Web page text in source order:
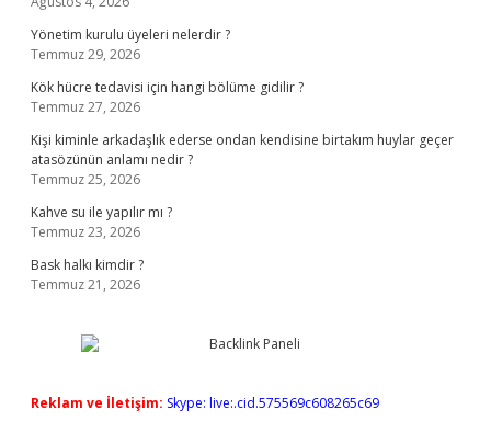
Yönetim kurulu üyeleri nelerdir ?
Temmuz 29, 2026
Kök hücre tedavisi için hangi bölüme gidilir ?
Temmuz 27, 2026
Kişi kiminle arkadaşlık ederse ondan kendisine birtakım huylar geçer
atasözünün anlamı nedir ?
Temmuz 25, 2026
Kahve su ile yapılır mı ?
Temmuz 23, 2026
Bask halkı kimdir ?
Temmuz 21, 2026
Reklam ve İletişim: Skype: live:.cid.575569c608265c69